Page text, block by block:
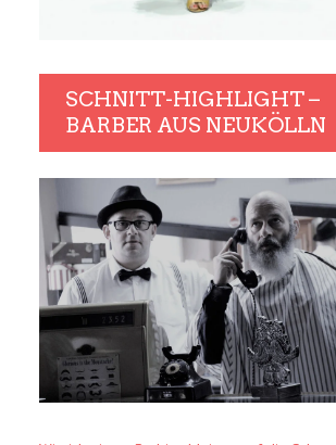
SCHNITT-HIGHLIGHT –
BARBER AUS NEUKÖLLN